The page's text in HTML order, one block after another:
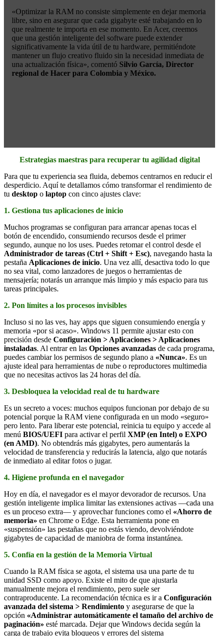
«Optimizar la RAM no consiste simplemente en dejar memoria
libre, sino en asegurar que cada gigabyte esté trabajando en lo
que realmente te importa en ese momento. En Acer, creemos
que una gestión inteligente del software puede extender
significativamente la vida útil de tu hardware, permitiéndote
mantener un flujo creativo fluido sin la necesidad inmediata de
una actualización física», comentó Silvio García, Director
regional de Hacer para Colombia y México.
Estrategias maestras para recuperar tu agilidad digital
Para que tu experiencia sea fluida, debemos centrarnos en reducir el
desperdicio. Aquí te detallamos cómo transformar el rendimiento de
tu desktop o laptop con cinco ajustes clave:
1. Gestiona tus aplicaciones de inicio
Muchos programas se configuran para arrancar apenas tocas el
botón de encendido, consumiendo recursos desde el primer
segundo, aunque no los uses. Puedes retomar el control desde el
Administrador de tareas (Ctrl + Shift + Esc), navegando hasta la
pestaña Aplicaciones de inicio. Una vez allí, desactiva todo lo que
no sea vital, como lanzadores de juegos o herramientas de
mensajería; notarás un arranque más limpio y más espacio para tus
tareas principales.
2. Pon límites a los procesos invisibles
Incluso si no las ves, hay apps que siguen consumiendo energía y
memoria «por si acaso». Windows 11 permite ajustar esto con
precisión desde Configuración > Aplicaciones > Aplicaciones
instaladas. Al entrar en las Opciones avanzadas de cada programa,
puedes cambiar los permisos de segundo plano a «Nunca». Es un
ajuste ideal para herramientas de nube o reproductores multimedia
que no necesitas activos las 24 horas del día.
3. Desbloquea la velocidad real de tu hardware
Es un secreto a voces: muchos equipos funcionan por debajo de su
potencial porque la RAM viene configurada en un modo «seguro»
pero lento. Para liberar este potencial, reinicia tu equipo y accede al
menú BIOS/UEFI para activar el perfil XMP (en Intel) o EXPO
(en AMD). No obtendrás más gigabytes, pero aumentarás la
velocidad de transferencia y reducirás la latencia, algo que notarás
de inmediato al editar fotos o jugar.
4. Higiene profunda en el navegador
Hoy en día, el navegador es el mayor devorador de recursos. Una
gestión inteligente implica limitar las extensiones activas —cada una
es un proceso extra— y aprovechar funciones como el «Ahorro de
memoria» en Chrome o Edge. Esta herramienta pone en
«suspensión» las pestañas que no estás viendo, devolviéndote
gigabytes de capacidad de maniobra de forma instantánea.
5. Confía en la gestión de la Memoria Virtual
Cuando la RAM física se agota, el sistema usa una parte de tu
unidad SSD como apoyo. Existe el mito de que ajustarla
manualmente mejora el rendimiento, pero suele ser
contraproducente. La recomendación técnica es ir a Configuración
avanzada del sistema > Rendimiento y asegurarse de que la
opción «Administrar automáticamente el tamaño del archivo de
paginación» esté marcada. Dejar que Windows decida según la
carga de trabajo evita bloqueos y errores del sistema